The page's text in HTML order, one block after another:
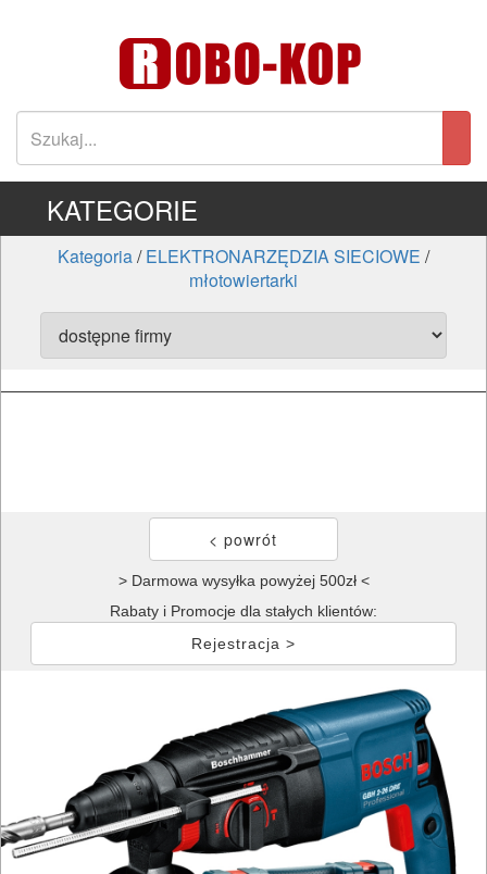
KATEGORIE
Kategoria/ELEKTRONARZĘDZIA SIECIOWE /
młotowiertarki
> Darmowa wysyłka powyżej 500zł <
Rabaty i Promocje dla stałych klientów:
Rejestracja >